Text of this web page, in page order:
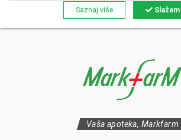
Vaša apoteka, Markfarm
Saznaj više Slažem